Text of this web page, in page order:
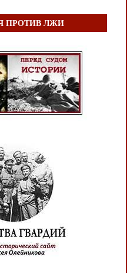
ПРОТИВ ЛЖИ